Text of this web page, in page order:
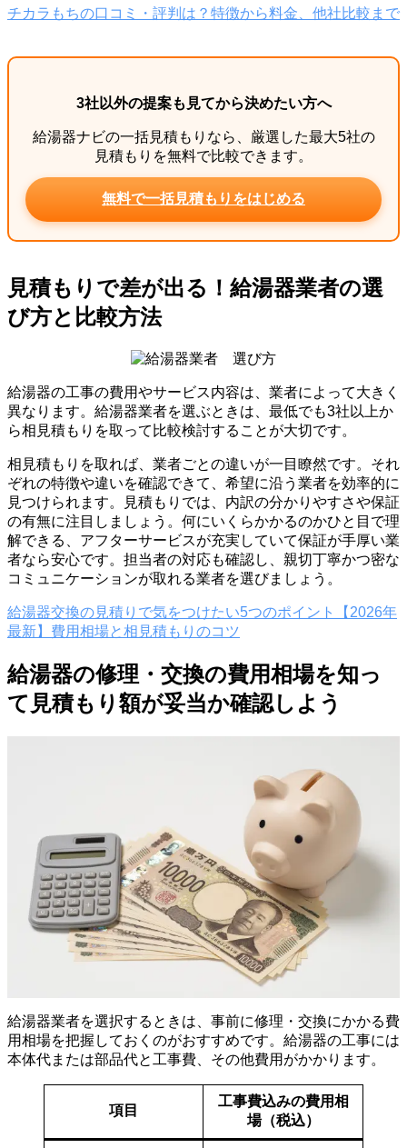
チカラもちの口コミ・評判は？特徴から料金、他社比較まで
3社以外の提案も見てから決めたい方へ
給湯器ナビの一括見積もりなら、厳選した最大5社の
見積もりを無料で比較できます。
無料で一括見積もりをはじめる
見積もりで差が出る！給湯器業者の選
び方と比較方法
給湯器の工事の費用やサービス内容は、業者によって大きく
異なります。給湯器業者を選ぶときは、最低でも3社以上か
ら相見積もりを取って比較検討することが大切です。
相見積もりを取れば、業者ごとの違いが一目瞭然です。それ
ぞれの特徴や違いを確認できて、希望に沿う業者を効率的に
見つけられます。見積もりでは、内訳の分かりやすさや保証
の有無に注目しましょう。何にいくらかかるのかひと目で理
解できる、アフターサービスが充実していて保証が手厚い業
者なら安心です。担当者の対応も確認し、親切丁寧かつ密な
コミュニケーションが取れる業者を選びましょう。
給湯器交換の見積りで気をつけたい5つのポイント【2026年
最新】費用相場と相見積もりのコツ
給湯器の修理・交換の費用相場を知っ
て見積もり額が妥当か確認しよう
給湯器業者を選択するときは、事前に修理・交換にかかる費
用相場を把握しておくのがおすすめです。給湯器の工事には
本体代または部品代と工事費、その他費用がかかります。
項目
工事費込みの費用相
場（税込）